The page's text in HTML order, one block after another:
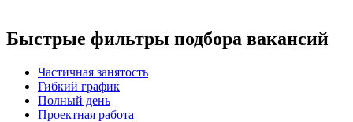
Быстрые фильтры подбора вакансий
Частичная занятость
Гибкий график
Полный день
Проектная работа